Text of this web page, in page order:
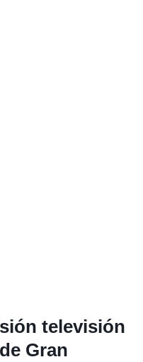
televisión
Gran